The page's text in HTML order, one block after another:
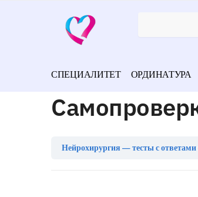
СПЕЦИАЛИТЕТ ОРДИНАТУРА
Нейрохирургия — тесты с ответами